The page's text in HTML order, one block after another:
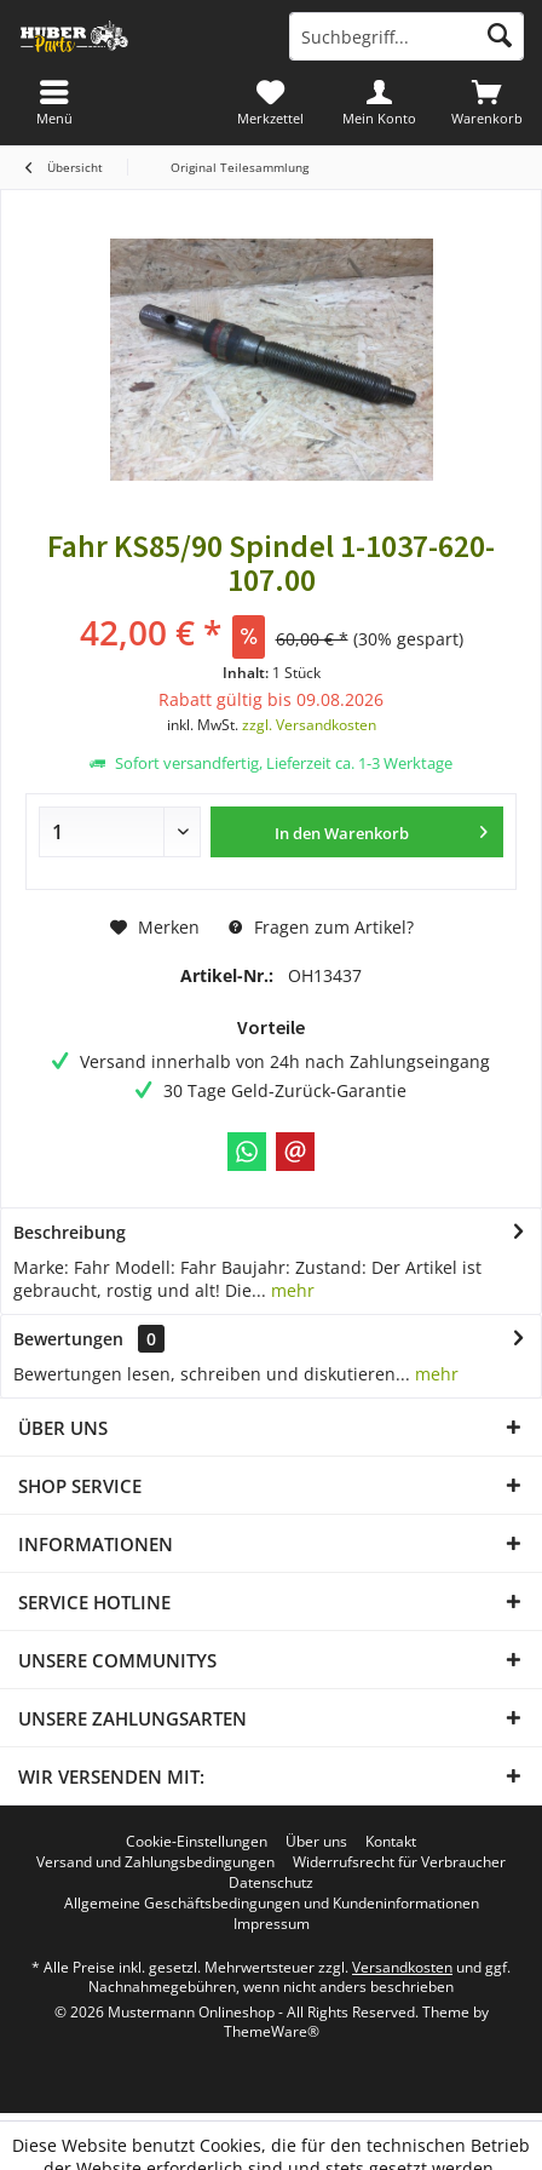
Warenkorb
Merkzettel Mein Konto
Menü
Übersicht Original Teilesammlung
Fahr KS85/90 Spindel 1-1037-620-
107.00
42,00 € * 60,00 € * (30% gespart)
Inhalt: 1 Stück
Rabatt gültig bis 09.08.2026
inkl. MwSt.zzgl. Versandkosten
Sofort versandfertig, Lieferzeit ca. 1-3 Werktage
In denWarenkorb
Merken Fragen zum Artikel?
Artikel-Nr.: OH13437
Vorteile
Versand innerhalb von 24h nach Zahlungseingang
30 Tage Geld-Zurück-Garantie
Beschreibung
Marke: Fahr Modell: Fahr Baujahr: Zustand: Der Artikel ist
gebraucht, rostig und alt! Die... mehr
Bewertungen
0
Bewertungen lesen, schreiben und diskutieren... mehr
ÜBER UNS
SHOP SERVICE
INFORMATIONEN
SERVICE HOTLINE
UNSERE COMMUNITYS
UNSERE ZAHLUNGSARTEN
WIR VERSENDEN MIT:
Cookie-Einstellungen Über uns
Kontakt
Versand und Zahlungsbedingungen
Widerrufsrecht für Verbraucher
Datenschutz
Allgemeine Geschäftsbedingungen und Kundeninformationen
Impressum
* Alle Preise inkl. gesetzl. Mehrwertsteuer zzgl.Versandkosten und ggf.
Nachnahmegebühren, wenn nicht anders beschrieben
© 2026 Mustermann Onlineshop - All Rights Reserved. Theme by
ThemeWare®
Diese Website benutzt Cookies, die für den technischen Betrieb